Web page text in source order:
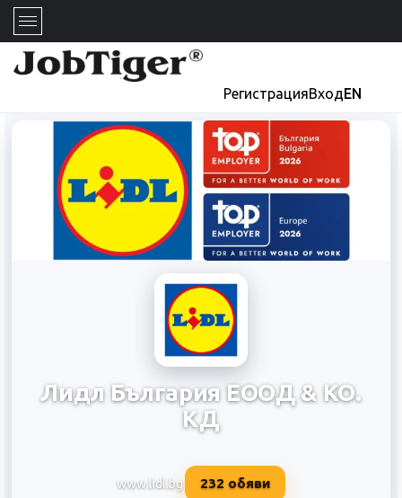
РегистрацияВходEN
Лидл България ЕООД & КО.
КД
www.lidl.bg 232 обяви